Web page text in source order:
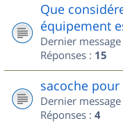
Que
équipement
Dernier
Réponses : 15
sacoche
Dernier
Réponses : 4